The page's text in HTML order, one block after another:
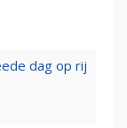
dag op rij